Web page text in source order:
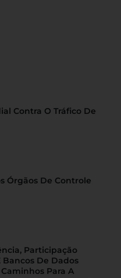
Contra O Tráfico De
Órgãos De Controle
Participação
Bancos De Dados
Para A